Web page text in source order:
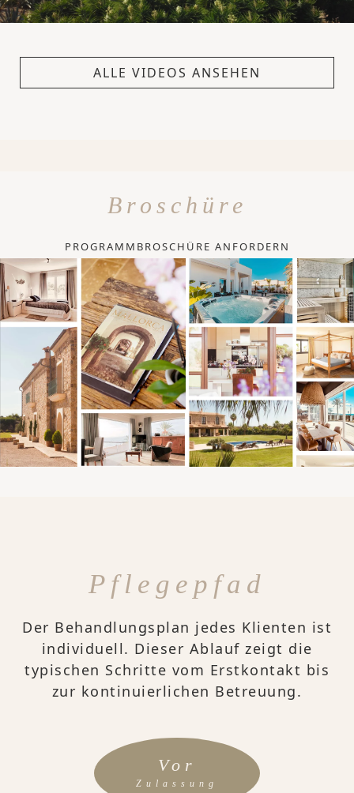
ALLE VIDEOS ANSEHEN
Broschüre
PROGRAMMBROSCHÜRE ANFORDERN
Pflegepfad
Der Behandlungsplan jedes Klienten ist
individuell. Dieser Ablauf zeigt die
typischen Schritte vom Erstkontakt bis
zur kontinuierlichen Betreuung.
Vor
Zulassung